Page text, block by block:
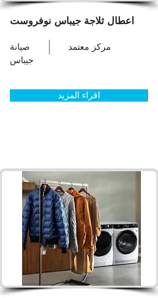
اعطال ثلاجة جيباس نوفروست
صيانة
جيباس
مركز معتمد
اقراء المزيد